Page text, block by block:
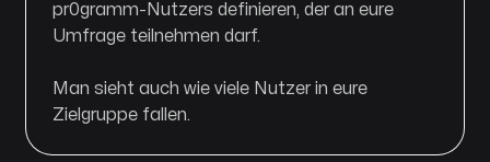
pr0gramm-Nutzers definieren, der an eure
Umfrage teilnehmen darf.
Man sieht auch wie viele Nutzer in eure
Zielgruppe fallen.